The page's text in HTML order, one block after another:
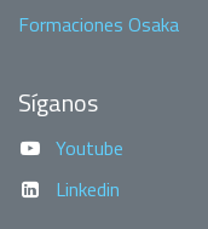
Formaciones Osaka
Síganos
Youtube
Linkedin